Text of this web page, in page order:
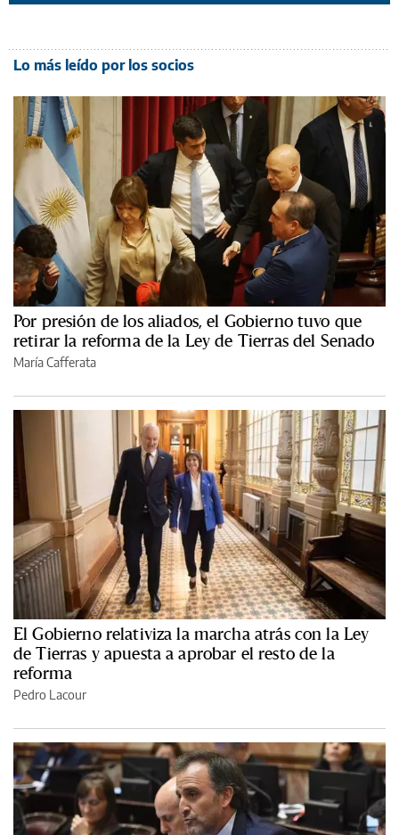
Lo más leído por los socios
Por presión de los aliados, el Gobierno tuvo que
retirar la reforma de la Ley de Tierras del Senado
María Cafferata
El Gobierno relativiza la marcha atrás con la Ley
de Tierras y apuesta a aprobar el resto de la
reforma
Pedro Lacour